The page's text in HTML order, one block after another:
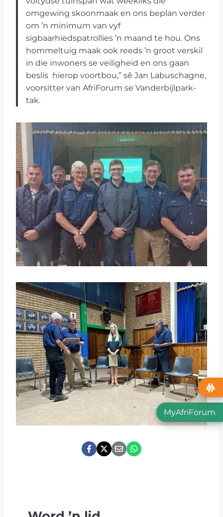
omgewing skoonmaak en ons beplan verder
om ’n minimum van vyf
sigbaarhiedspatrollies ’n maand te hou. Ons
hommeltuig maak ook reeds ’n groot verskil
in die inwoners se veiligheid en ons gaan
beslis hierop voortbou,” sê Jan Labuschagne,
voorsitter van AfriForum se Vanderbijlpark-
tak.
MyAfriForum